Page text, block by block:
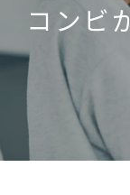
コンビ